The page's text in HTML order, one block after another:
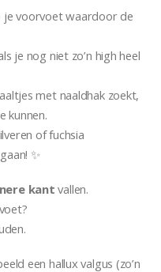
je voorvoet waardoor de
je nog niet zo’n high heel
met naaldhak zoekt,
kunnen.
of fuchsia
✨
kant vallen.
een hallux valgus (zo’n